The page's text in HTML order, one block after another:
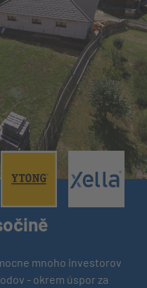
mnoho investorov
- okrem úspor za
®